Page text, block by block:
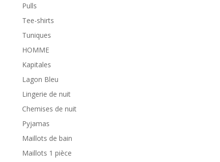
Pulls
Tee-shirts
Tuniques
HOMME
Kapitales
Lagon Bleu
Lingerie de nuit
Chemises de nuit
Pyjamas
Maillots de bain
Maillots 1 pièce